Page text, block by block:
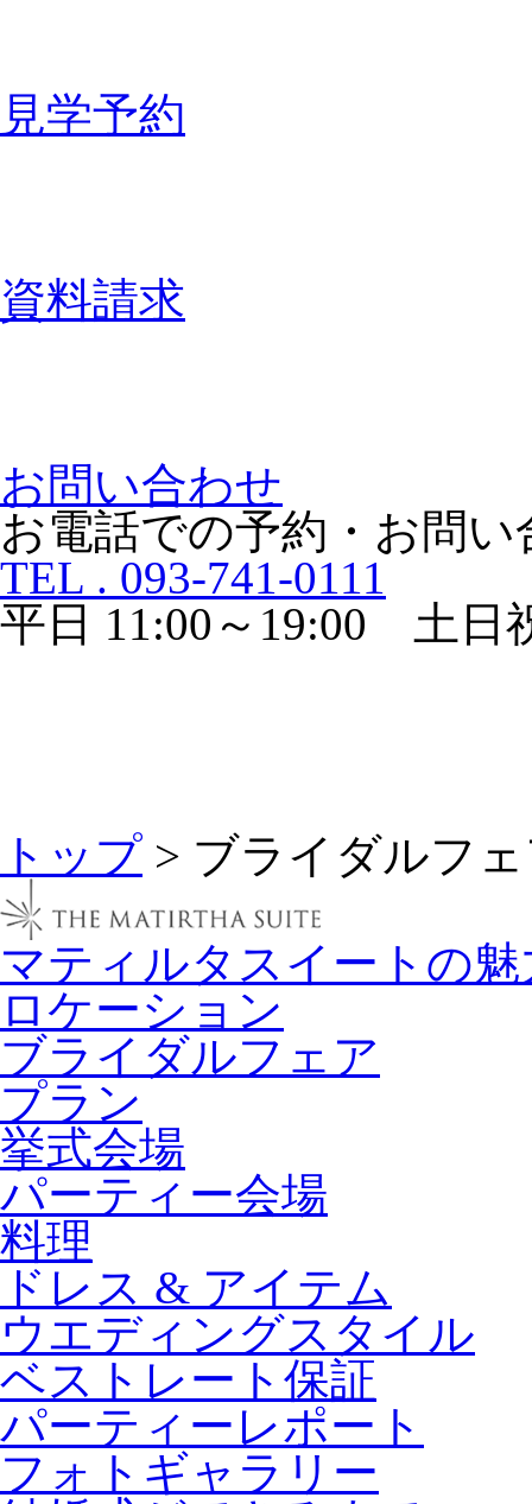
見学予約
資料請求
お問い合わせ
お電話での予約・お問い
TEL . 093-741-0111
平日 11:00～19:00 土日
トップ > ブライダルフ
マティルタスイートの魅
ロケーション
ブライダルフェア
プラン
挙式会場
パーティー会場
料理
ドレス & アイテム
ウエディングスタイル
ベストレート保証
パーティーレポート
フォトギャラリー